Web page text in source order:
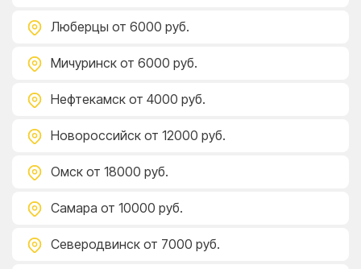
Люберцы от 6000 руб.
Мичуринск от 6000 руб.
Нефтекамск от 4000 руб.
Новороссийск от 12000 руб.
Омск от 18000 руб.
Самара от 10000 руб.
Северодвинск от 7000 руб.